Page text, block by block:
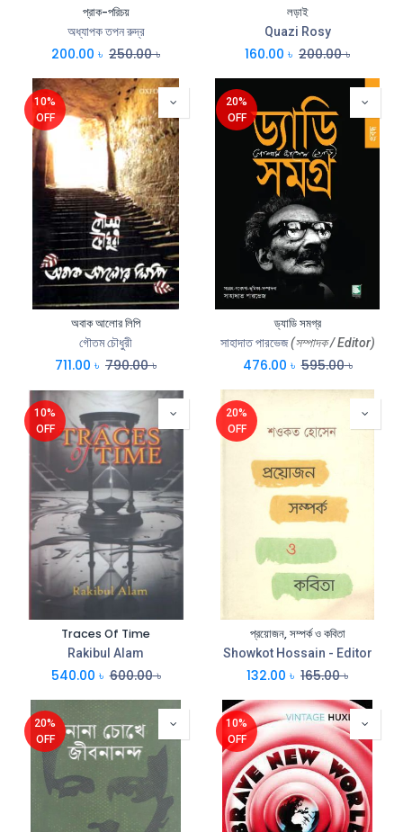
প্রাক-পরিচয়
অধ্যাপক তপন রুদ্র
200.00 ৳ 250.00৳
লড়াই
Quazi Rosy
160.00 ৳ 200.00৳
10%
OFF
অবাক আলোর লিপি
গৌতম চৌধুরী
711.00 ৳ 790.00৳
20%
OFF
ড্যাডি সমগ্র
সাহাদাত পারভেজ (সম্পাদক / Editor)
476.00 ৳ 595.00৳
10%
OFF
Traces Of Time
Rakibul Alam
540.00 ৳ 600.00৳
20%
OFF
প্রয়োজন, সম্পর্ক ও কবিতা
Showkot Hossain - Editor
132.00 ৳ 165.00৳
20%
OFF
10%
OFF